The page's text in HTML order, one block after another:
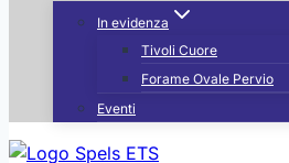
In evidenza
Tivoli Cuore
Forame Ovale Pervio
Eventi